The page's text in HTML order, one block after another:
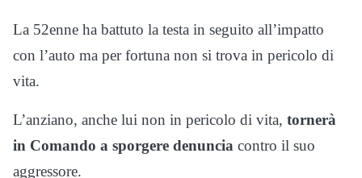
La 52enne ha battuto la testa in seguito all’impatto
con l’auto ma per fortuna non si trova in pericolo di
vita.
L’anziano, anche lui non in pericolo di vita, tornerà
in Comando a sporgere denuncia contro il suo
aggressore.